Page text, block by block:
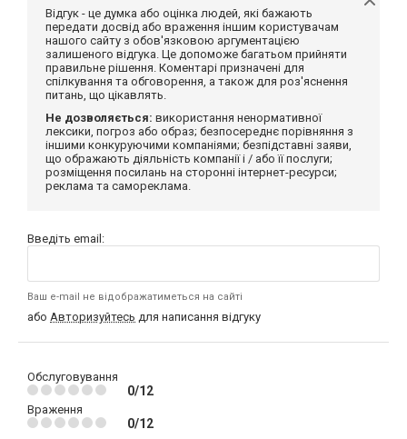
Відгук - це думка або оцінка людей, які бажають
передати досвід або враження іншим користувачам
нашого сайту з обов'язковою аргументацією
залишеного відгука. Це допоможе багатьом прийняти
правильне рішення. Коментарі призначені для
спілкування та обговорення, а також для роз'яснення
питань, що цікавлять.
Не дозволяється: використання ненормативної
лексики, погроз або образ; безпосереднє порівняння з
іншими конкуруючими компаніями; безпідставні заяви,
що ображають діяльність компанії і / або її послуги;
розміщення посилань на сторонні інтернет-ресурси;
реклама та самореклама.
Введіть email:
Ваш e-mail не відображатиметься на сайті
або Авторизуйтесь для написання відгуку
Обслуговування
0/12
Враження
0/12